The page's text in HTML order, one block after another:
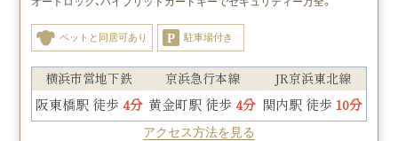
ペットと同居可あり 駐車場付き
横浜市営地下鉄
阪東橋駅 徒歩 4分
京浜急行本線
黄金町駅 徒歩4分
JR京浜東北線
関内駅 徒歩 10分
アクセス方法を見る